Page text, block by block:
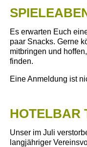
Es erwarten Euch
paar Snacks. Gerne
mitbringen und
finden.
Eine Anmeldung ist
HOTELBAR
Unser im Juli
langjähriger